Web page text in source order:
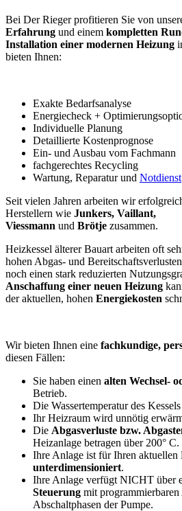
Bei Der Rieger profitieren Sie von
Erfahrung und einem kompletten
Installation einer modernen Heizung
bieten Ihnen:
Exakte Bedarfsanalyse
Energiecheck +
Individuelle Planung
Detaillierte Kostenprognose
Ein- und Ausbau vom Fachmann
fachgerechtes Recycling
Wartung, Reparatur und Notdienst
Seit vielen Jahren arbeiten wir
Herstellern wie Junkers, Vaillant,
Viessmann und Brötje zusammen.
Heizkessel älterer Bauart arbeiten oft
hohen Abgas- und
noch einen stark reduzierten
Anschaffung einer neuen Heizung
der aktuellen, hohen Energiekosten
Wir bieten Ihnen eine fachkundige,
diesen Fällen:
Sie haben einen alten Wechsel-
Betrieb.
Die Wassertemperatur des
Ihr Heizraum wird unnötig
Die Abgasverluste bzw.
Heizanlage betragen über 200° C.
Ihre Anlage ist für Ihren aktuellen
unterdimensioniert.
Ihre Anlage verfügt NICHT über
Steuerung mit
Abschaltphasen der Pumpe.